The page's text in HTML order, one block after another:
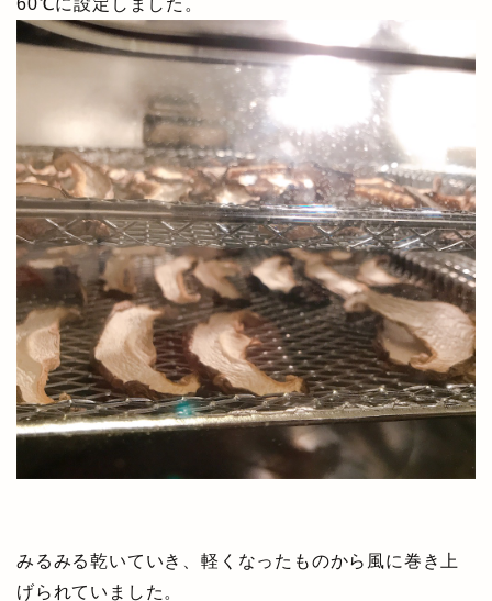
みるみる乾いていき、軽くなったものから風に巻き上
げられていました。